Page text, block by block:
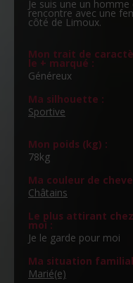
Je suis une un
rencontre avec une
côté de Limoux.
Mon trait de
le + marqué :
Généreux
Ma silhouette :
Sportive
Mon poids (kg) :
78kg
Ma couleur de
Châtains
Le plus attirant chez
moi :
Je le garde pour moi
Ma situation
Marié(e)